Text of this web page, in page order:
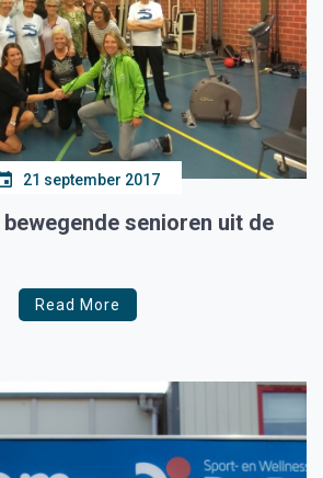
21 september 2017
bewegende senioren uit de
Read More